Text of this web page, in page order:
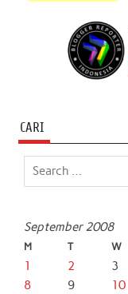
CARI
September 2008
M T W
1 2 3
8
9 10